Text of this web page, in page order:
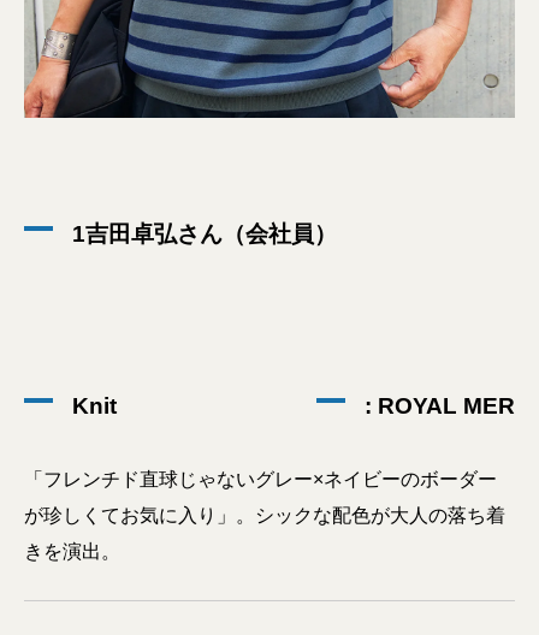
1吉田卓弘さん（会社員）
Knit : ROYAL MER
「フレンチド直球じゃないグレー×ネイビーのボーダー
が珍しくてお気に入り」。シックな配色が大人の落ち着
きを演出。